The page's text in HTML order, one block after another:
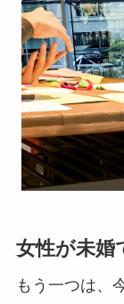
女性が未
もう一つは、